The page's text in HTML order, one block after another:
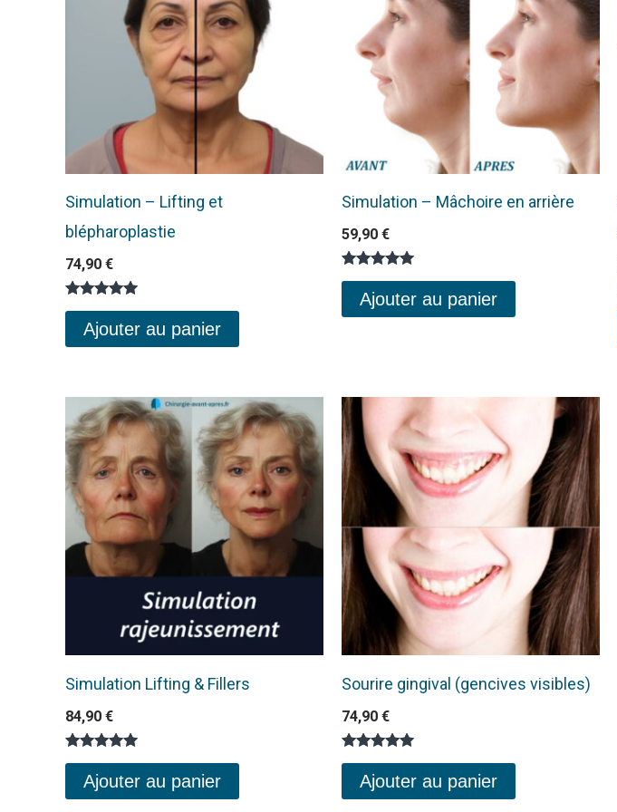
Simulation – Lifting et
blépharoplastie
74,90 €
Note
5.00
sur 5
Ajouter au panier
Simulation – Mâchoire en arrière
59,90 €
Note
4.80
sur 5
Ajouter au panier
Simulation Lifting & Fillers
84,90 €
Note
5.00
sur 5
Ajouter au panier
Sourire gingival (gencives visibles)
74,90 €
Note
5.00
sur 5
Ajouter au panier